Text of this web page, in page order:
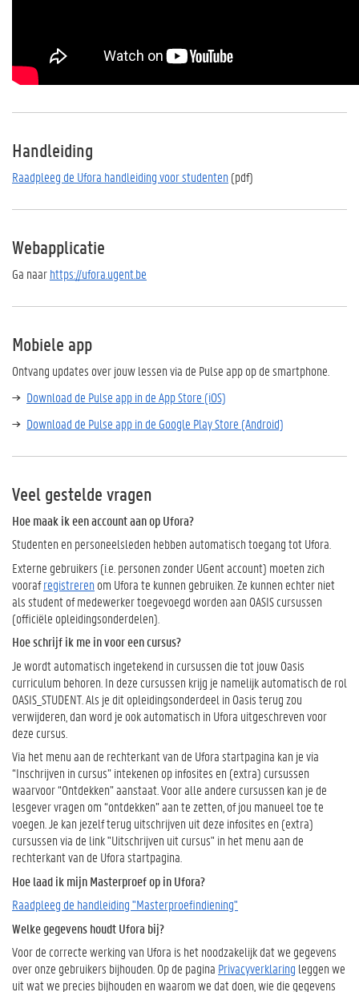
Handleiding
Raadpleeg de Ufora handleiding voor studenten (pdf)
Webapplicatie
Ga naarhttps://ufora.ugent.be
Mobiele app
Ontvang updates over jouw lessen via de Pulse app op de smartphone.
Download de Pulse app in de App Store (iOS)
Download de Pulse app in de Google Play Store (Android)
Veel gestelde vragen
Hoe maak ik een account aan op Ufora?
Studenten en personeelsleden hebben automatisch toegang tot Ufora.
Externe gebruikers (i.e. personen zonder UGent account) moeten zich
voorafregistreren om Ufora te kunnen gebruiken. Ze kunnen echter niet
als student of medewerker toegevoegd worden aan OASIS cursussen
(officiële opleidingsonderdelen).
Hoe schrijf ik me in voor een cursus?
Je wordt automatisch ingetekend in cursussen die tot jouw Oasis
curriculum behoren. In deze cursussen krijg je namelijk automatisch de rol
OASIS_STUDENT. Als je dit opleidingsonderdeel in Oasis terug zou
verwijderen, dan word je ook automatisch in Ufora uitgeschreven voor
deze cursus.
Via het menu aan de rechterkant van de Ufora startpagina kan je via
“Inschrijven in cursus” intekenen op infosites en (extra) cursussen
waarvoor “Ontdekken” aanstaat. Voor alle andere cursussen kan je de
lesgever vragen om “ontdekken” aan te zetten, of jou manueel toe te
voegen. Je kan jezelf terug uitschrijven uit deze infosites en (extra)
cursussen via de link "Uitschrijven uit cursus" in het menu aan de
rechterkant van de Ufora startpagina.
Hoe laad ik mijn Masterproef op in Ufora?
Raadpleeg de handleiding "Masterproefindiening"
Welke gegevens houdt Ufora bij?
Voor de correcte werking van Ufora is het noodzakelijk dat we gegevens
over onze gebruikers bijhouden. Op de pagina Privacyverklaring leggen we
uit wat we precies bijhouden en waarom we dat doen, wie die gegevens